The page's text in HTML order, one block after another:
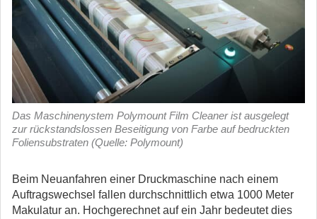
Das Maschinenystem Polymount Film Cleaner ist ausgelegt
zur rückstandslossen Beseitigung von Farbe auf bedruckten
Foliensubstraten (Quelle: Polymount)
Beim Neuanfahren einer Druckmaschine nach einem
Auftragswechsel fallen durchschnittlich etwa 1000 Meter
Makulatur an. Hochgerechnet auf ein Jahr bedeutet dies